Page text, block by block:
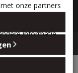
Enkel
onze partners
partners
informatie
verzameld op